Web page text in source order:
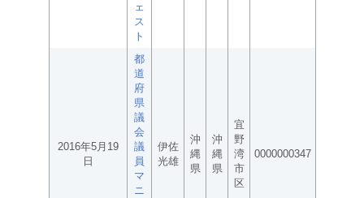
ェ
ス
ト
2016年5月19
日
都
道
府
県
議
会
議
員
マ
ニ
伊佐
光雄
沖
縄
県
沖
縄
県
宜
野
湾
市
区
0000000347